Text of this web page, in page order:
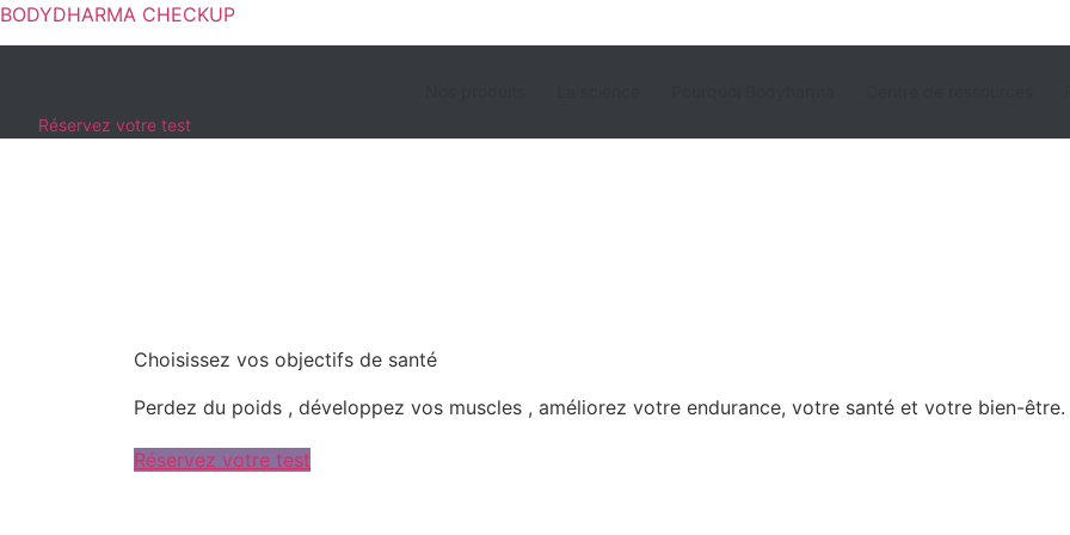
BODYDHARMA CHECKUP
Réservez votre test
Choisissez vos objectifs de santé
Perdez du poids , développez vos muscles , améliorez votre endurance, votre santé et votre bien-être.
Réservez votre test